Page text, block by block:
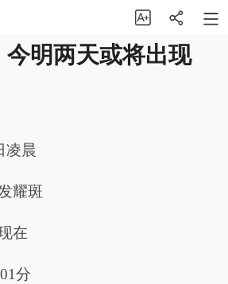
明两天或将出现
凌晨
耀斑
在
分